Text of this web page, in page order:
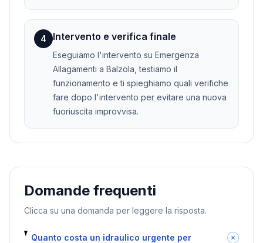
4 Intervento e verifica finale
Eseguiamo l'intervento su Emergenza
Allagamenti a Balzola, testiamo il
funzionamento e ti spieghiamo quali verifiche
fare dopo l'intervento per evitare una nuova
fuoriuscita improvvisa.
Domande frequenti
Clicca su una domanda per leggere la risposta.
Quanto costa un idraulico urgente per